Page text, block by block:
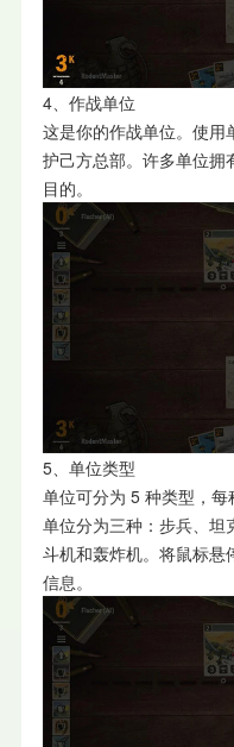
4、作战单位
这是你的作战单位。使用
护己方总部。许多单位拥
目的。
5、单位类型
单位可分为 5 种类型，
单位分为三种：步兵、坦
斗机和轰炸机。将鼠标悬
信息。